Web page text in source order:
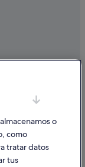
o
como
tratar datos
tus